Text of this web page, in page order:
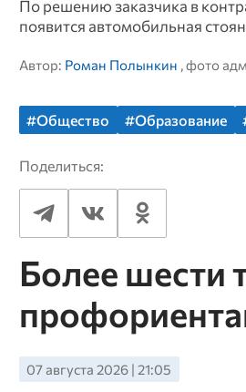
По решению заказчика в
появится автомобильная
Автор: Роман Полынкин , фото
#Общество #Образование
Поделиться:
Более шести
07 августа 2026 | 21:05